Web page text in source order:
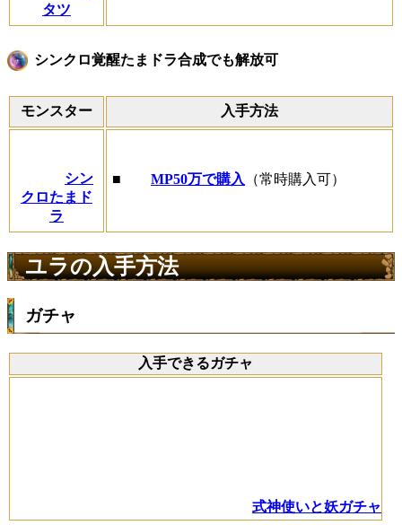
タツ
シンクロ覚醒たまドラ合成でも解放可
モンスター 入手方法
シン
クロたまド
ラ
■ MP50万で購入 （常時購入可）
ユラの入手方法
ガチャ
入手できるガチャ
式神使いと妖ガチャ